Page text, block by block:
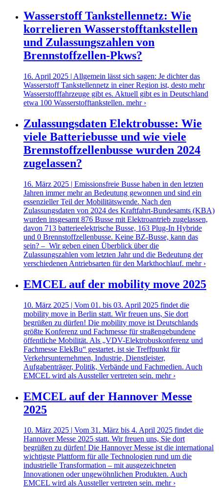
Wasserstoff Tankstellennetz: Wie
korrelieren Wasserstofftankstellen
und Zulassungszahlen von
Brennstoffzellen-Pkws?
16. April 2025 | Allgemein lässt sich sagen: Je dichter das
Wasserstoff Tankstellennetz in einer Region ist, desto mehr
Wasserstofffahrzeuge gibt es. Aktuell gibt es in Deutschland
etwa 100 Wasserstofftankstellen. mehr ›
Zulassungsdaten Elektrobusse: Wie
viele Batteriebusse und wie viele
Brennstoffzellenbusse wurden 2024
zugelassen?
16. März 2025 | Emissionsfreie Busse haben in den letzten
Jahren immer mehr an Bedeutung gewonnen und sind ein
essenzieller Teil der Mobilitätswende. Nach den
Zulassungsdaten von 2024 des Kraftfahrt-Bundesamts (KBA)
wurden insgesamt 876 Busse mit Elektroantrieb zugelassen,
davon 713 batterieelektrische Busse, 163 Plug-In Hybride
und 0 Brennstoffzellenbusse. Keine BZ-Busse, kann das
sein? – Wir geben einen Überblick über die
Zulassungszahlen vom letzten Jahr und die Bedeutung der
verschiedenen Antriebsarten für den Markthochlauf. mehr ›
EMCEL auf der mobility move 2025
10. März 2025 | Vom 01. bis 03. April 2025 findet die
mobility move in Berlin statt. Wir freuen uns, Sie dort
begrüßen zu dürfen! Die mobility move ist Deutschlands
größte Konferenz und Fachmesse für straßengebundene
öffentliche Mobilität. Als „VDV-Elektrobuskonferenz und
Fachmesse ElekBu“ gestartet, ist sie Treffpunkt für
Verkehrsunternehmen, Industrie, Dienstleister,
Aufgabenträger, Politik, Verbände und Fachmedien. Auch
EMCEL wird als Aussteller vertreten sein. mehr ›
EMCEL auf der Hannover Messe
2025
10. März 2025 | Vom 31. März bis 4. April 2025 findet die
Hannover Messe 2025 statt. Wir freuen uns, Sie dort
begrüßen zu dürfen! Die Hannover Messe ist die international
wichtigste Plattform für alle Technologien rund um die
industrielle Transformation – mit ausgezeichneten
Innovationen oder ungewöhnlichen Produkten. Auch
EMCEL wird als Aussteller vertreten sein. mehr ›